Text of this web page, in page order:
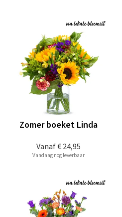
Vanaf€ 24,95
Zomer boeket Linda
Vandaag nog leverbaar